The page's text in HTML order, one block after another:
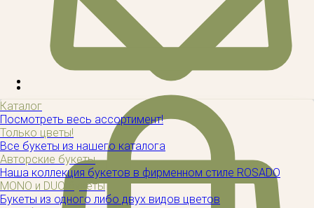
Каталог
Посмотреть весь ассортимент!
Только цветы!
Все букеты из нашего каталога
Авторские букеты
Наша коллекция букетов в фирменном стиле ROSADO
MONO и DUO букеты
Букеты из одного либо двух видов цветов